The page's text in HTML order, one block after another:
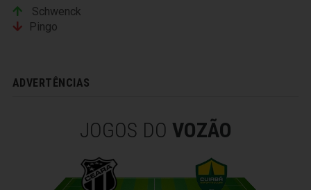
Schwenck
Pingo
ADVERTÊNCIAS
JOGOS DO VOZÃO